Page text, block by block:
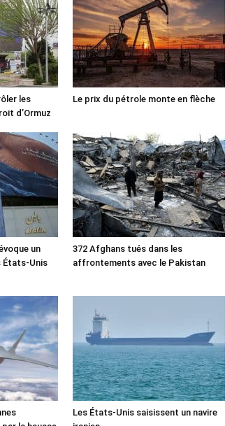
les
d’Ormuz
Le prix du pétrole monte en flèche
un
États-Unis
372 Afghans tués dans les
affrontements avec le Pakistan
Les États-Unis saisissent un navire